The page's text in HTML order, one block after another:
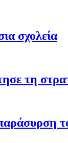
σχολεία
τη